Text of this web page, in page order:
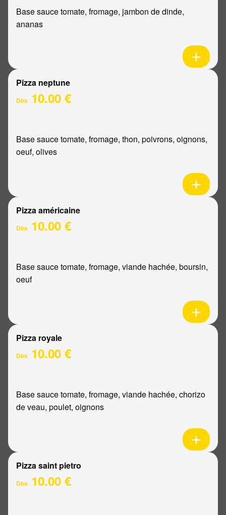
Base sauce tomate, fromage, jambon de dinde,
ananas
Pizza neptune
Dès 10.00 €
Base sauce tomate, fromage, thon, poivrons, oignons,
oeuf, olives
Pizza américaine
Dès 10.00 €
Base sauce tomate, fromage, viande hachée, boursin,
oeuf
Pizza royale
Dès 10.00 €
Base sauce tomate, fromage, viande hachée, chorizo
de veau, poulet, oignons
Pizza saint pietro
Dès 10.00 €